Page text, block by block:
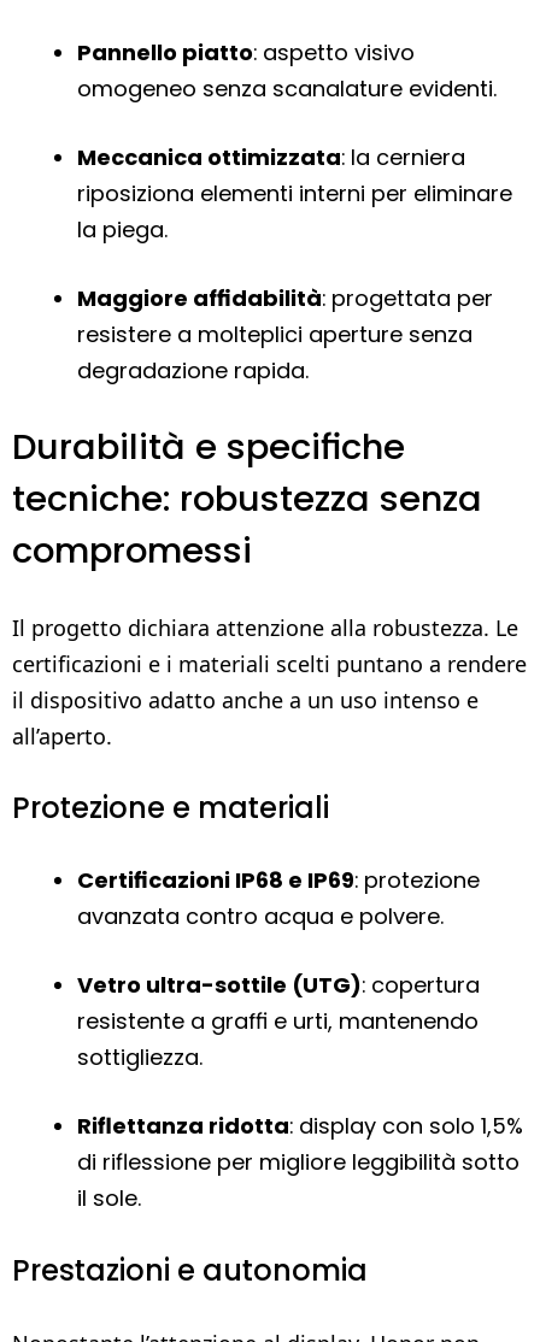
Pannello piatto: aspetto visivo
omogeneo senza scanalature evidenti.
Meccanica ottimizzata: la cerniera
riposiziona elementi interni per eliminare
la piega.
Maggiore affidabilità: progettata per
resistere a molteplici aperture senza
degradazione rapida.
Durabilità e specifiche
tecniche: robustezza senza
compromessi
Il progetto dichiara attenzione alla robustezza. Le
certificazioni e i materiali scelti puntano a rendere
il dispositivo adatto anche a un uso intenso e
all’aperto.
Protezione e materiali
Certificazioni IP68 e IP69: protezione
avanzata contro acqua e polvere.
Vetro ultra-sottile (UTG): copertura
resistente a graffi e urti, mantenendo
sottigliezza.
Riflettanza ridotta: display con solo 1,5%
di riflessione per migliore leggibilità sotto
il sole.
Prestazioni e autonomia